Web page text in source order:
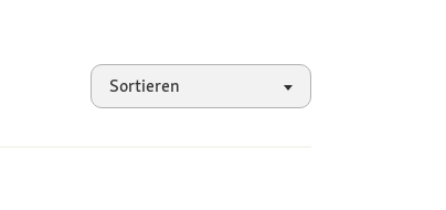
Sortieren